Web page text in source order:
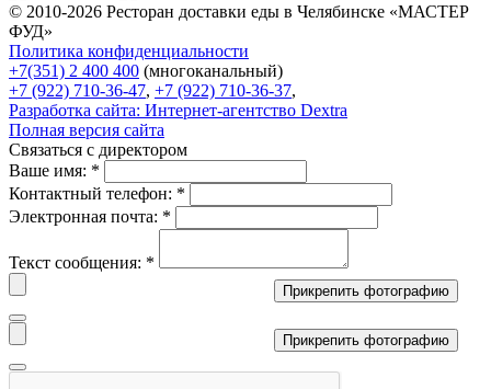
© 2010-2026 Ресторан доставки еды в Челябинске «МАСТЕР
ФУД»
Политика конфиденциальности
+7(351) 2 400 400 (многоканальный)
+7 (922) 710-36-47, +7 (922) 710-36-37,
Разработка сайта: Интернет-агентство Dextra
Полная версия сайта
Связаться с директором
Ваше имя: *
Контактный телефон: *
Электронная почта: *
Текст сообщения: *
Прикрепить фотографию
Прикрепить фотографию